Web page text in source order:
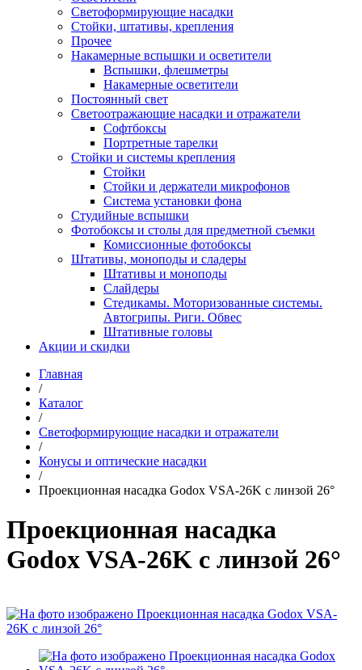
Светоформирующие насадки
Стойки, штативы, крепления
Прочее
Накамерные вспышки и осветители
Вспышки, флешметры
Накамерные осветители
Постоянный свет
Светоотражающие насадки и отражатели
Софтбоксы
Портретные тарелки
Стойки и системы крепления
Стойки
Стойки и держатели микрофонов
Система установки фона
Студийные вспышки
Фотобоксы и столы для предметной съемки
Комиссионные фотобоксы
Штативы, моноподы и сладеры
Штативы и моноподы
Слайдеры
Стедикамы. Моторизованные системы.
Автогрипы. Риги. Обвес
Штативные головы
Акции и скидки
Главная
/
Каталог
/
Светоформирующие насадки и отражатели
/
Конусы и оптические насадки
/
Проекционная насадка Godox VSA-26K с линзой 26°
Проекционная насадка
Godox VSA-26K с линзой 26°